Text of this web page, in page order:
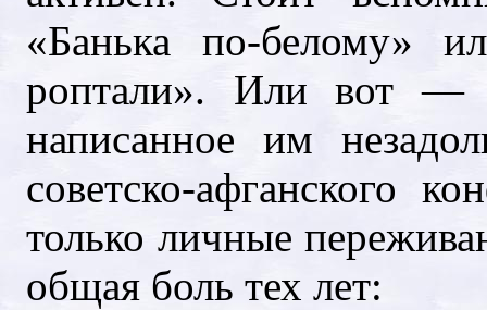
«Банька по-белому»
роптали». Или вот —
написанное им
советско-афганского
только личные
общая боль тех лет: